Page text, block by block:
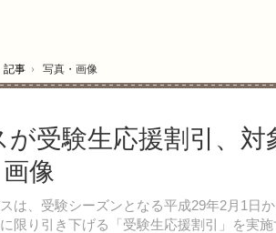
記事 › 写真・画像
が受験生応援割引、
像
は、受験シーズンとなる平成29年2月1日
限り引き下げる「受験生応援割引」を実施